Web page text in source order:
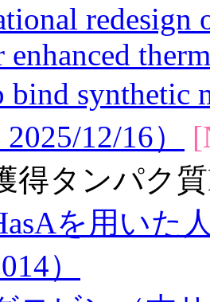
redesign
enhanced
synthetic
12/16）
得タンパク
を用いた
）